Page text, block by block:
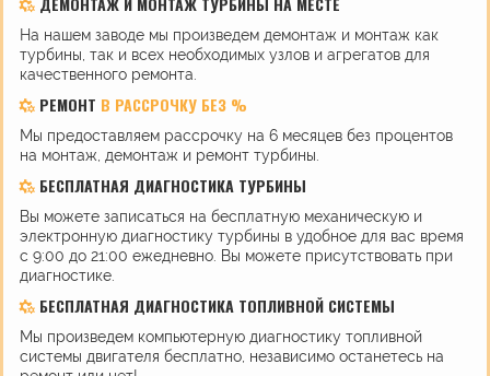
На нашем заводе мы произведем демонтаж и монтаж как
турбины, так и всех необходимых узлов и агрегатов для
качественного ремонта.
РЕМОНТ В РАССРОЧКУ БЕЗ %
Мы предоставляем рассрочку на 6 месяцев без процентов
на монтаж, демонтаж и ремонт турбины.
БЕСПЛАТНАЯ ДИАГНОСТИКА ТУРБИНЫ
Вы можете записаться на бесплатную механическую и
электронную диагностику турбины в удобное для вас время
с 9:00 до 21:00 ежедневно. Вы можете присутствовать при
диагностике.
БЕСПЛАТНАЯ ДИАГНОСТИКА ТОПЛИВНОЙ СИСТЕМЫ
Мы произведем компьютерную диагностику топливной
системы двигателя бесплатно, независимо останетесь на